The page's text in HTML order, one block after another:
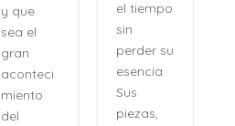
y que
sea el
gran
aconteci
miento
del
el tiempo
sin
perder su
esencia.
Sus
piezas,